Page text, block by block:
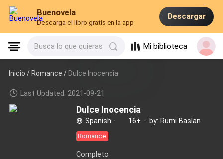
Buenovela
Descarga el libro gratis en la app
Descargar
Busca lo que quieras Mi biblioteca
Inicio /Romance / Dulce Inocencia
Last Updated: 2021-09-21
Dulce Inocencia
Spanish · 16+ · by: Rumi Baslan
Romance
Completo